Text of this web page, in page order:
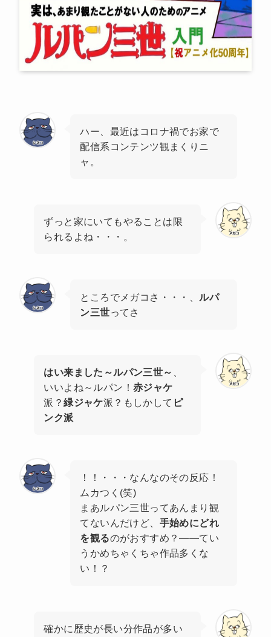
ハー、最近はコロナ禍でお家で
配信系コンテンツ観まくりニ
ャ。
ずっと家にいてもやることは限
られるよね・・・。
ところでメガコさ・・・、 ルパ
ン三世ってさ
はい来ました～ルパン三世～
いいよね～ルパン！赤ジャケ
派？緑ジャケ派？もしかして ピ
ンク派
！！・・・なんなのその反応！
ムカつく(笑)
まあルパン三世ってあんまり観
てないんだけど、 手始めにどれ
を観るのがおすすめ？――てい
うかめちゃくちゃ作品多くな
い！？
確かに歴史が長い分作品が多い